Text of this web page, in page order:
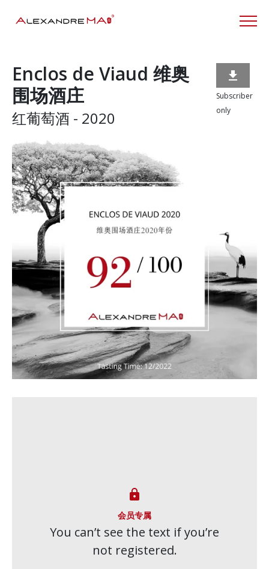
Enclos de Viaud 维奥
围场酒庄
红葡萄酒 - 2020

Subscriber
only

会员专属
You can’t see the text if you’re
not registered.